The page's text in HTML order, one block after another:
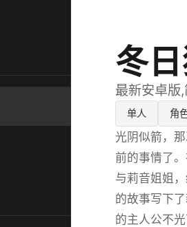
冬
最新安卓版
单人 角
光阴似箭，
前的事情了
与莉音姐姐
的故事写下
的主人公不